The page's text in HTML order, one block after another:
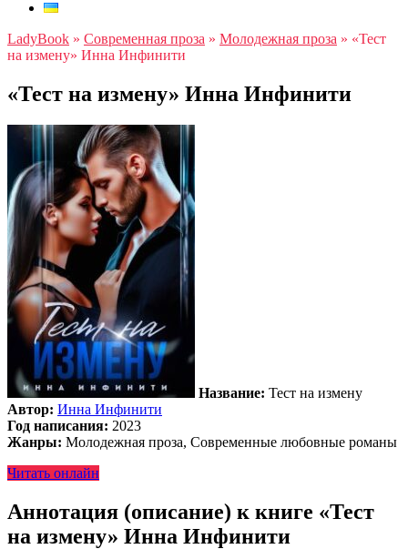
LadyBook » Современная проза » Молодежная проза » «Тест
на измену» Инна Инфинити
«Тест на измену» Инна Инфинити
Название: Тест на измену
Автор: Инна Инфинити
Год написания: 2023
Жанры: Молодежная проза, Современные любовные романы
Читать онлайн
Аннотация (описание) к книге «Тест
на измену» Инна Инфинити